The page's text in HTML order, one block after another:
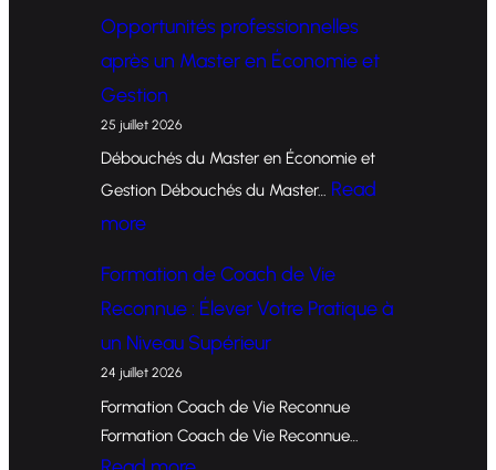
Opportunités professionnelles
après un Master en Économie et
Gestion
25 juillet 2026
Débouchés du Master en Économie et
Gestion Débouchés du Master… Read
more:
t
u
Formation de Coach de Vie
Reconnue : Élever Votre Pratique à
un Niveau Supérieur
24 juillet 2026
Formation Coach de Vie Reconnue
Formation Coach de Vie Reconnue…